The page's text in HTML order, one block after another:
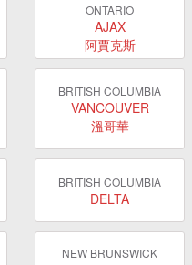
ONTARIO
AJAX
阿賈克斯
BRITISH COLUMBIA
VANCOUVER
溫哥華
BRITISH COLUMBIA
DELTA
NEW BRUNSWICK